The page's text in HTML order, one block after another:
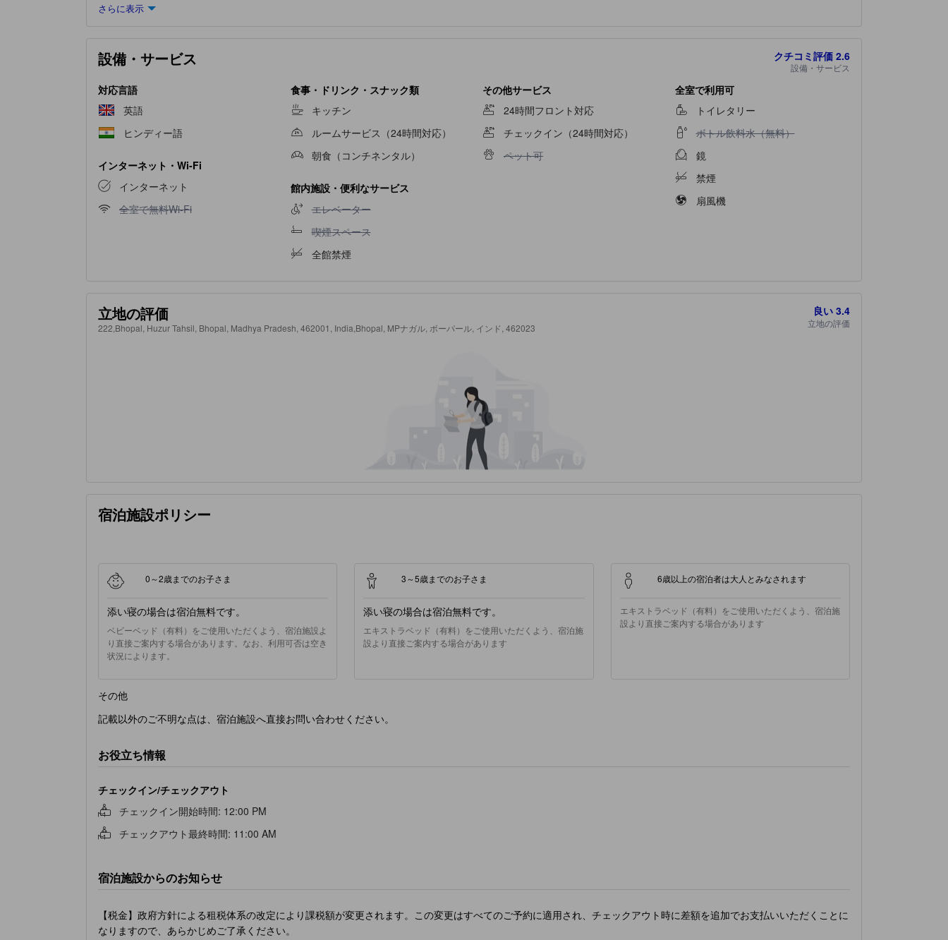
さらに表示
設備・サービス クチコミ評価 2.6
設備・サービス
対応言語
英語
ヒンディー語
インターネット・Wi-Fi
インターネット
全室で無料Wi-Fi不可
全室で無料Wi-Fi
食事・ドリンク・スナック類
キッチン
ルームサービス（24時間対応）
朝食（コンチネンタル）
館内施設・便利なサービス
エレベーター不可
エレベーター
喫煙スペース不可
喫煙スペース
全館禁煙
その他サービス
24時間フロント対応
チェックイン（24時間対応）
ペット可不可
ペット可
全室で利用可
トイレタリー
ボトル飲料水（無料）不可
ボトル飲料水（無料）
鏡
禁煙
扇風機
立地の評価
222,Bhopal, Huzur Tahsil, Bhopal, Madhya Pradesh, 462001, India,Bhopal, MPナガル, ボーパール, インド, 462023
良い 3.4
立地の評価
宿泊施設ポリシー
0～2歳までのお子さま
添い寝の場合は宿泊無料です。
ベビーベッド（有料）をご使用いただくよう、宿泊施設よ
り直接ご案内する場合があります。なお、利用可否は空き
状況によります。
3～5歳までのお子さま
添い寝の場合は宿泊無料です。
エキストラベッド（有料）をご使用いただくよう、宿泊施
設より直接ご案内する場合があります
6歳以上の宿泊者は大人とみなされます
エキストラベッド（有料）をご使用いただくよう、宿泊施
設より直接ご案内する場合があります
その他
記載以外のご不明な点は、宿泊施設へ直接お問い合わせください。
お役立ち情報
チェックイン/チェックアウト
チェックイン開始時間: 12:00 PM
チェックアウト最終時間: 11:00 AM
宿泊施設からのお知らせ
【税金】政府方針による租税体系の改定により課税額が変更されます。この変更はすべてのご予約に適用され、チェックアウト時に差額を追加でお支払いいただくことに
なりますので、あらかじめご了承ください。